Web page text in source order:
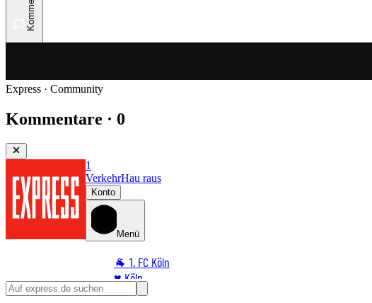
Express · Community
Kommentare · 0
1
VerkehrHau raus
Konto
Menü
🐐 1. FC Köln
♥️ Köln
⭐ Promi